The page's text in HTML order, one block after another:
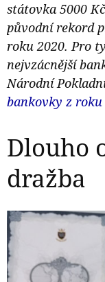
státovka 5000
původní rekord
roku 2020. Pro
nejvzácnější
Národní
bankovky z roku
Dlouho
dražba